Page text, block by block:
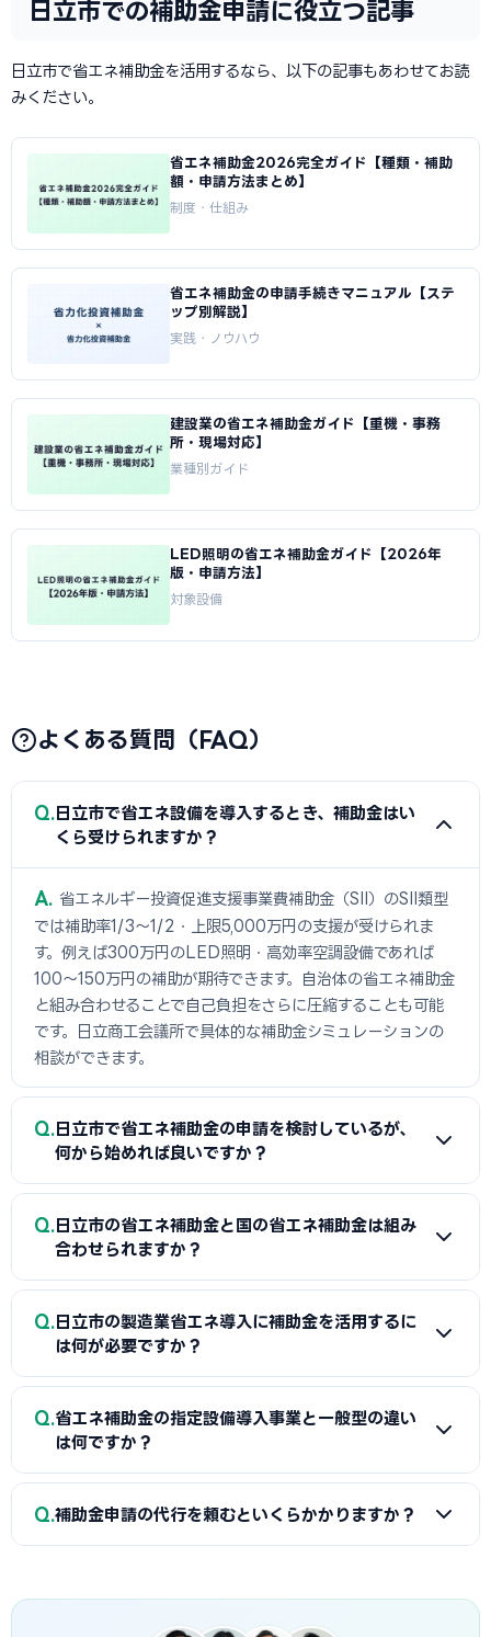
日立市での補助金申請に役立つ記事
日立市で省エネ補助金を活用するなら、以下の記事もあわせてお読
みください。
省エネ補助金2026完全ガイド【種類・補助
額・申請方法まとめ】
制度・仕組み
省エネ補助金の申請手続きマニュアル【ステ
ップ別解説】
実践・ノウハウ
建設業の省エネ補助金ガイド【重機・事務
所・現場対応】
業種別ガイド
LED照明の省エネ補助金ガイド【2026年
版・申請方法】
対象設備
よくある質問（FAQ）
Q 日立市で省エネ設備を導入するとき、補助金はい
くら受けられますか？
A
省エネルギー投資促進支援事業費補助金（SII）のSII類型
では補助率1/3〜1/2・上限5,000万円の支援が受けられま
す。例えば300万円のLED照明・高効率空調設備であれば
100〜150万円の補助が期待できます。自治体の省エネ補助金
と組み合わせることで自己負担をさらに圧縮することも可能
です。日立商工会議所で具体的な補助金シミュレーションの
相談ができます。
Q 日立市で省エネ補助金の申請を検討しているが、
何から始めれば良いですか？
A
まずは省エネ診断（無料または費用補助あり）を受けて
エネルギー使用状況を把握することが第一歩です。次に日立
用について相談し、GビズIDプライムの取得（2〜3週間必
要）を並行して進めましょう。公募スケジュールに合わせた準
備が採択への近道です。
Q 日立市の省エネ補助金と国の省エネ補助金は組み
合わせられますか？
A
経費項目が重複しなければ日立市（または都道府県）の省
エネ補助金と国のSII補助金の併用が可能です。例えば太陽光
る組み合わせが一般的です。日立商工会議所で最適な経費配
分の事前確認をお勧めします。
Q 日立市の製造業省エネ導入に補助金を活用するに
は何が必要ですか？
A
省エネ補助金（SII類型）の申請に必要な基本書類は、G
ビズIDプライム・省エネ計算書（現状比較）・設備メーカー
メーカーまたは省エネ診断機関の協力が必要です。日立商工
会議所で対象設備・申請書類の確認と診断機関の紹介を受け
Q 省エネ補助金の指定設備導入事業と一般型の違い
は何ですか？
A
指定設備導入事業は事前登録された省エネ設備から選ぶ
Q 補助金申請の代行を頼むといくらかかりますか？
す。当サイトでは日立市に対応した専門家を無料でご紹介して